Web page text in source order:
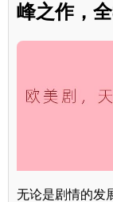
峰之作，
无论是剧情的发